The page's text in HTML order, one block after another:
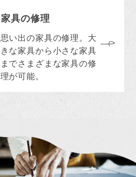
家具の修理
思い出の家具の修理。大
きな家具から小さな家具
までさまざまな家具の修
理が可能。